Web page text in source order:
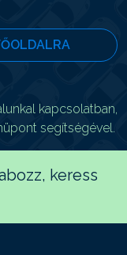
kapcsolatban,
segítségével.
keress